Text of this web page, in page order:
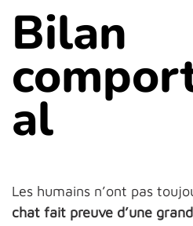
Bilan
al
Les humains n’ont pas
chat fait preuve d’une